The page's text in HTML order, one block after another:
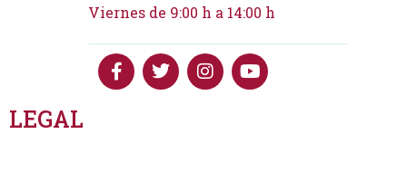
Viernes de 9:00 h a 14:00 h
LEGAL